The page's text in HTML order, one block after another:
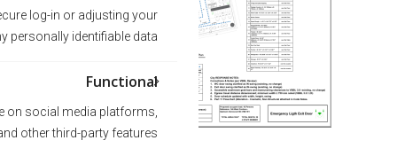
log-in or adjusting your
personally identifiable data.
Functional
on social media platforms,
other third-party features.